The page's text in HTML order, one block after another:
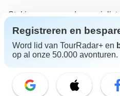
Stel je vraag aan de
antwoorden in de regel binnen
Stel een
Registreren en
Word lid van TourRadar+ en
op al onze 50.000 avonturen.